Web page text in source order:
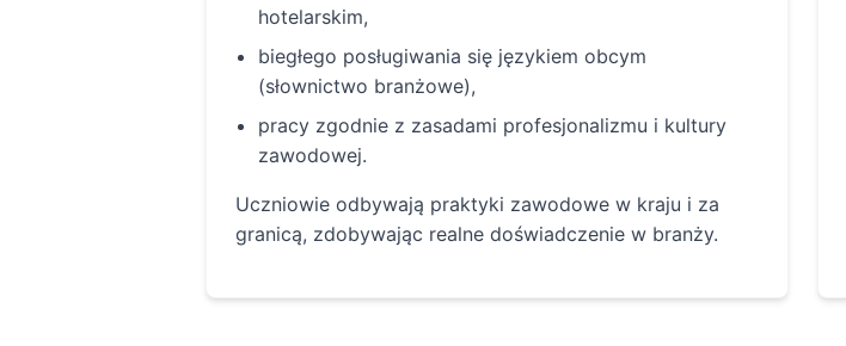
hotelarskim,
biegłego posługiwania się językiem obcym
(słownictwo branżowe),
pracy zgodnie z zasadami profesjonalizmu i kultury
zawodowej.
Uczniowie odbywają praktyki zawodowe w kraju i za
granicą, zdobywając realne doświadczenie w branży.